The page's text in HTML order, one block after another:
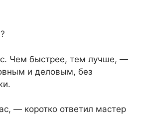
Чем быстрее, тем лучше, —
и деловым, без
— коротко ответил мастер